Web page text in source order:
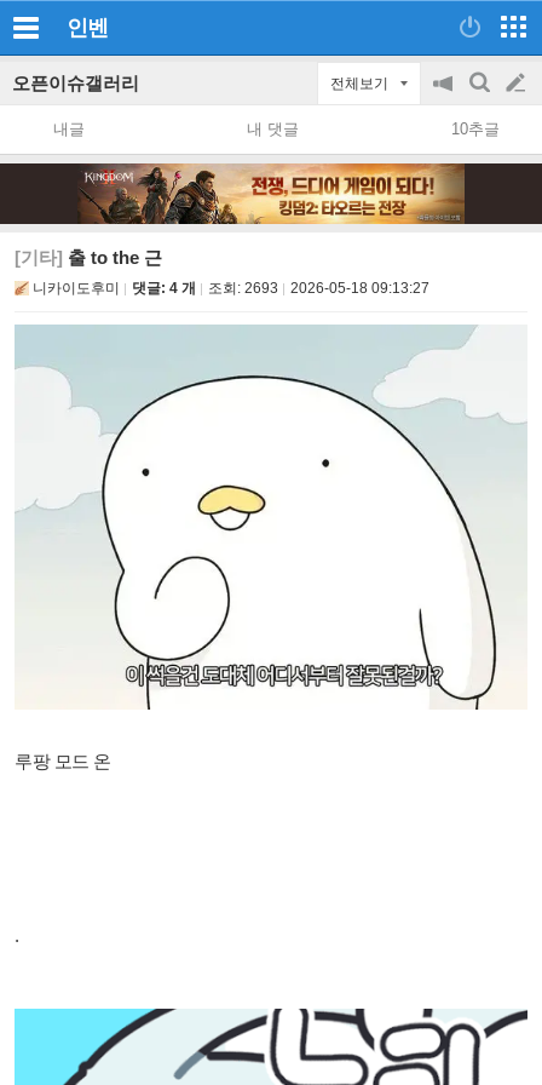
인벤
오픈이슈갤러리 전체보기
공
지
on/off
검
색
글
쓰
내글 내 댓글 10추글
[기타] 출 to the 근
니카이도후미 댓글: 4 개 조회: 2693 2026-05-18 09:13:27
루팡 모드 온
.